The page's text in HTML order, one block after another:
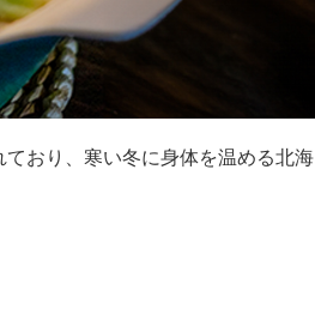
おり、寒い冬に身体を温める北海